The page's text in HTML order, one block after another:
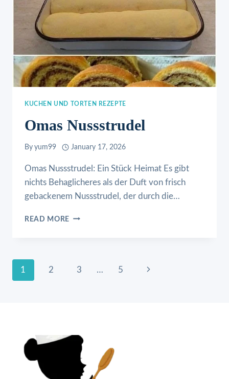
KUCHEN UND TORTEN REZEPTE
Omas Nussstrudel
By yum99 January 17, 2026
Omas Nussstrudel: Ein Stück Heimat Es gibt
nichts Behaglicheres als der Duft von frisch
gebackenem Nussstrudel, der durch die…
READ MORE OMAS
Page
1 2 3 … 5 Next